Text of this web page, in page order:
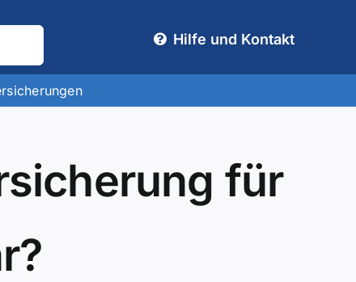
Hilfe und Kontakt
für